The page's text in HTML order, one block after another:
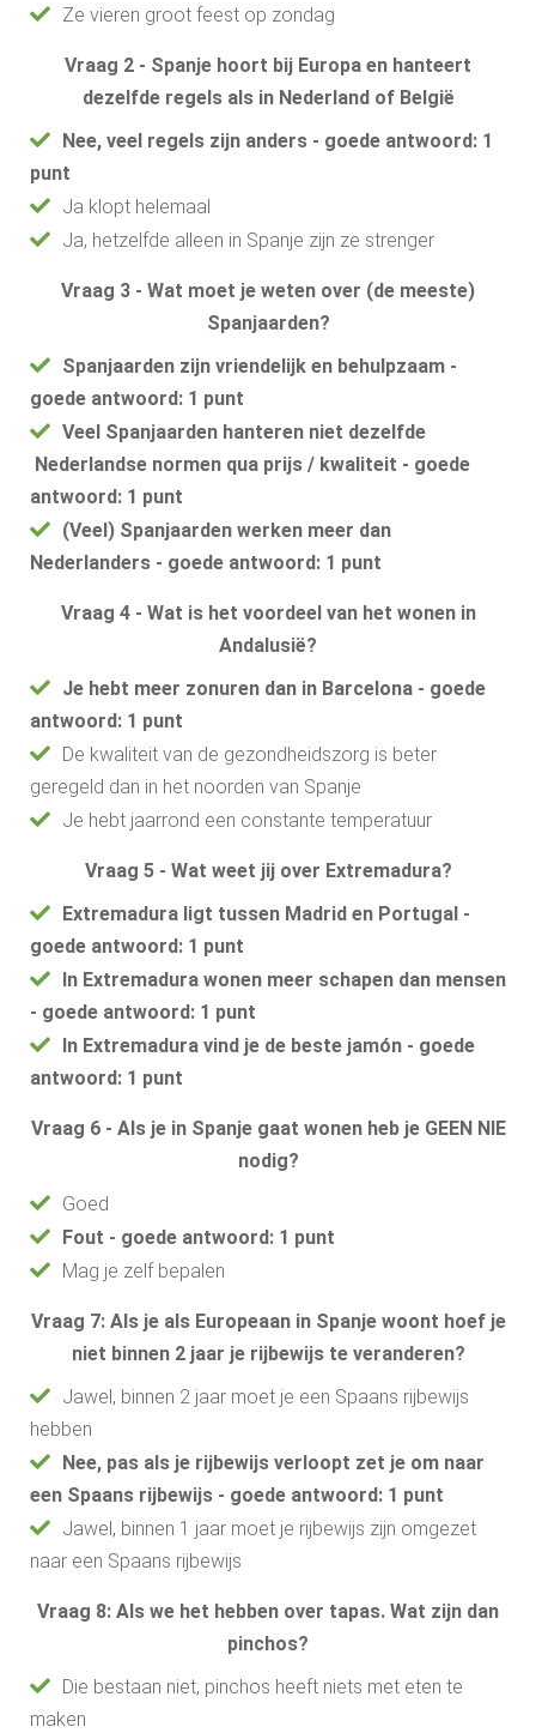
Ze vieren groot feest op zondag
Vraag 2 - Spanje hoort bij Europa en hanteert
dezelfde regels als in Nederland of België
Nee, veel regels zijn anders - goede antwoord: 1
punt
Ja klopt helemaal
Ja, hetzelfde alleen in Spanje zijn ze strenger
Vraag 3 - Wat moet je weten over (de meeste)
Spanjaarden?
Spanjaarden zijn vriendelijk en behulpzaam -
goede antwoord: 1 punt
Veel Spanjaarden hanteren niet dezelfde
Nederlandse normen qua prijs / kwaliteit - goede
antwoord: 1 punt
(Veel) Spanjaarden werken meer dan
Nederlanders - goede antwoord: 1 punt
Vraag 4 - Wat is het voordeel van het wonen in
Andalusië?
Je hebt meer zonuren dan in Barcelona - goede
antwoord: 1 punt
De kwaliteit van de gezondheidszorg is beter
geregeld dan in het noorden van Spanje
Je hebt jaarrond een constante temperatuur
Vraag 5 - Wat weet jij over Extremadura?
Extremadura ligt tussen Madrid en Portugal -
goede antwoord: 1 punt
In Extremadura wonen meer schapen dan mensen
- goede antwoord: 1 punt
In Extremadura vind je de beste jamón - goede
antwoord: 1 punt
Vraag 6 - Als je in Spanje gaat wonen heb je GEEN NIE
nodig?
Goed
Fout - goede antwoord: 1 punt
Mag je zelf bepalen
Vraag 7: Als je als Europeaan in Spanje woont hoef je
niet binnen 2 jaar je rijbewijs te veranderen?
Jawel, binnen 2 jaar moet je een Spaans rijbewijs
hebben
Nee, pas als je rijbewijs verloopt zet je om naar
een Spaans rijbewijs - goede antwoord: 1 punt
Jawel, binnen 1 jaar moet je rijbewijs zijn omgezet
naar een Spaans rijbewijs
Vraag 8: Als we het hebben over tapas. Wat zijn dan
pinchos?
Die bestaan niet, pinchos heeft niets met eten te
maken